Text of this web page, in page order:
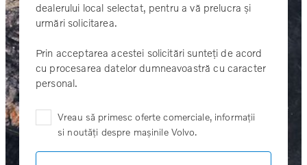
dealerului local selectat, pentru a vă prelucra și
urmări solicitarea.
Prin acceptarea acestei solicitări sunteți de acord
cu procesarea datelor dumneavoastră cu caracter
personal.
Vreau să primesc oferte comerciale, informații
si noutăți despre mașinile Volvo.